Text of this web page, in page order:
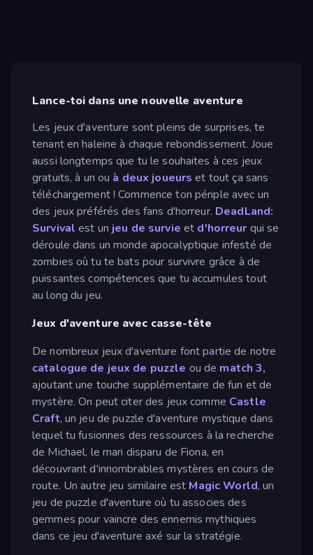
Lance-toi dans une nouvelle aventure
Les jeux d'aventure sont pleins de surprises, te
tenant en haleine à chaque rebondissement. Joue
aussi longtemps que tu le souhaites à ces jeux
gratuits, à un ou à deux joueurset tout ça sans
téléchargement ! Commence ton périple avec un
des jeux préférés des fans d'horreur. DeadLand:
Survival est un jeu de survie et d'horreur qui se
déroule dans un monde apocalyptique infesté de
zombies où tu te bats pour survivre grâce à de
puissantes compétences que tu accumules tout
au long du jeu.
Jeux d'aventure avec casse-tête
De nombreux jeux d'aventure font partie de notre
catalogue de jeux de puzzle ou de match 3,
ajoutant une touche supplémentaire de fun et de
mystère. On peut citer des jeux comme Castle
Craft, un jeu de puzzle d'aventure mystique dans
lequel tu fusionnes des ressources à la recherche
de Michael, le mari disparu de Fiona, en
découvrant d'innombrables mystères en cours de
route. Un autre jeu similaire est Magic World, un
jeu de puzzle d'aventure où tu associes des
gemmes pour vaincre des ennemis mythiques
dans ce jeu d'aventure axé sur la stratégie.